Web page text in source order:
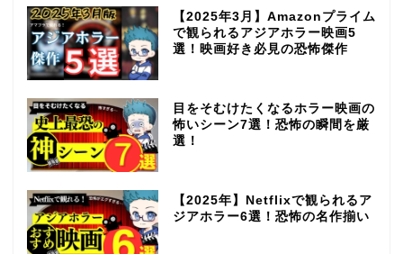
【2025年3月】Amazonプライム
で観られるアジアホラー映画5
選！映画好き必見の恐怖傑作
目をそむけたくなるホラー映画の
怖いシーン7選！恐怖の瞬間を厳
選！
【2025年】Netflixで観られるア
ジアホラー6選！恐怖の名作揃い